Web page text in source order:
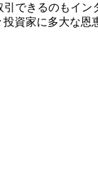
できるのもイン
資家に多大な恩